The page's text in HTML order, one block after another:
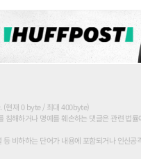
(현재 0 byte / 최대 400byte)
침해하거나 명예를 훼손하는 댓글은 관련 법
등 비하하는 단어가 내용에 포함되거나 인신공